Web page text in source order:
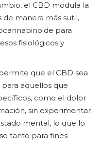
el CBD modula la
manera más sutil,
para
fisiológicos y
que el CBD sea
aquellos que
como el dolor
sin experimentar
mental, lo que lo
tanto para fines